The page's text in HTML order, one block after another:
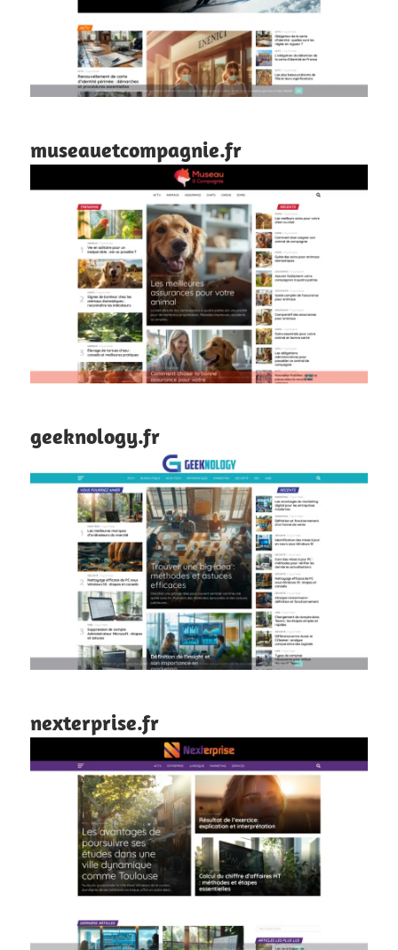
museauetcompagnie.fr
geeknology.fr
nexterprise.fr